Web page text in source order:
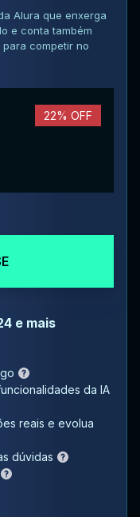
Alura que enxerga
e conta também
competir no
22% OFF
e mais
da IA
reais e evolua
dúvidas